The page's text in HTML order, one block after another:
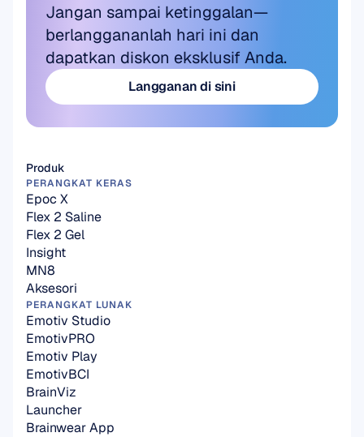
Jangan sampai ketinggalan—
berlanggananlah hari ini dan
dapatkan diskon eksklusif Anda.
Langganan di sini
Produk
PERANGKAT KERAS
Epoc X
Flex 2 Saline
Flex 2 Gel
Insight
MN8
Aksesori
PERANGKAT LUNAK
Emotiv Studio
EmotivPRO
Emotiv Play
EmotivBCI
BrainViz
Launcher
Brainwear App